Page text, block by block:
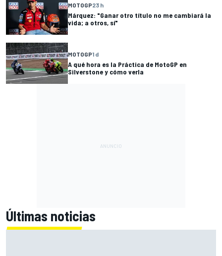
MOTOGP23 h
Márquez: "Ganar otro título no me cambiará la
vida; a otros, sí"
MOTOGP1 d
A qué hora es la Práctica de MotoGP en
Silverstone y cómo verla
Últimas noticias